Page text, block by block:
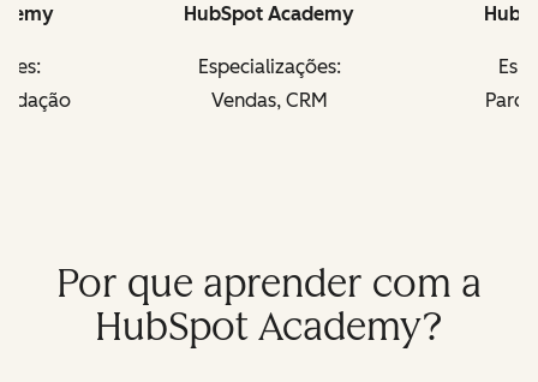
HubSpot Academy
Especializações:
Vendas, CRM
Por que aprender com a
HubSpot Academy?